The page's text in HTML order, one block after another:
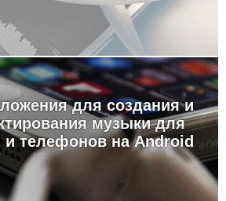
для создания и
музыки для
и телефонов на Android